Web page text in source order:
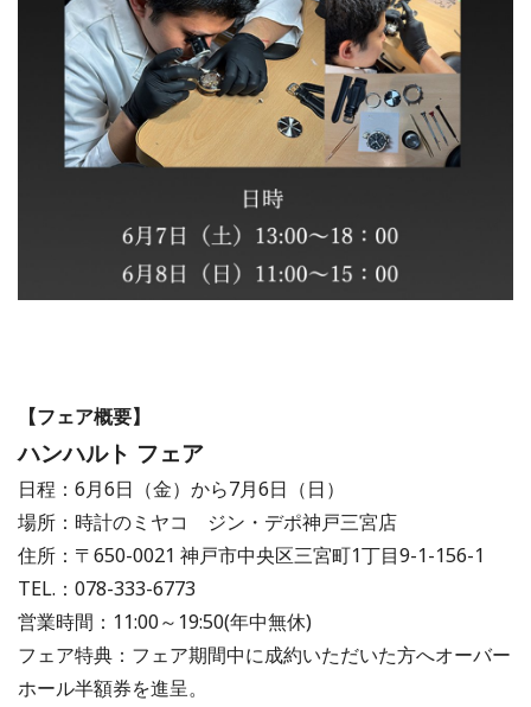
【フェア概要】
ハンハルト フェア
日程：6月6日（金）から7月6日（日）
場所：時計のミヤコ ジン・デポ神戸三宮店
住所：〒650-0021 神戸市中央区三宮町1丁目9-1-156-1
TEL.：078-333-6773
営業時間：11:00～19:50(年中無休)
フェア特典：フェア期間中に成約いただいた方へオーバー
ホール半額券を進呈。